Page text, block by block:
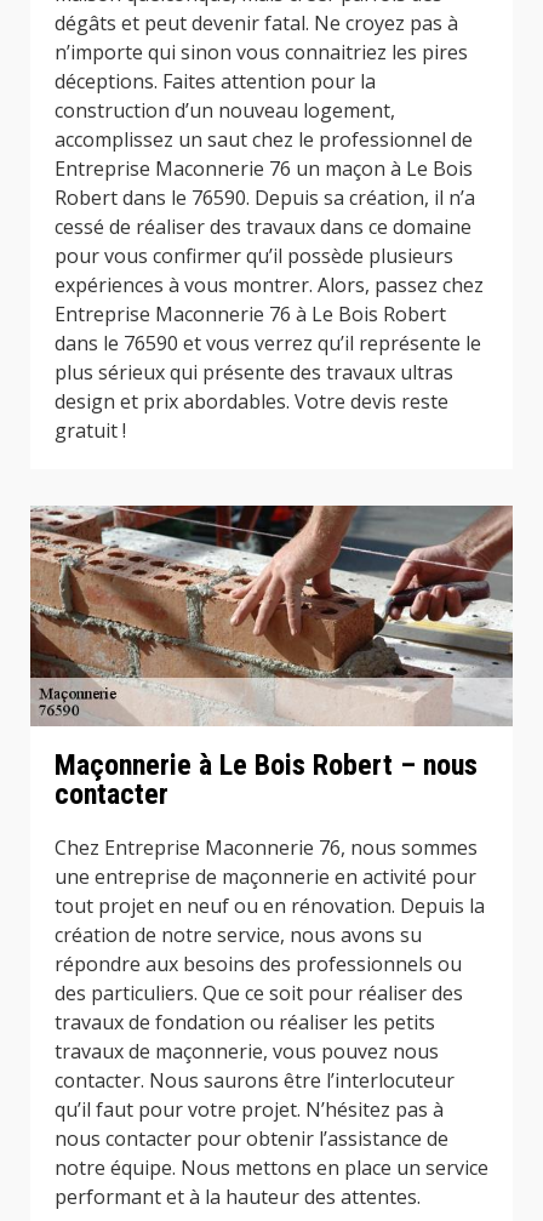
dégâts et peut devenir fatal. Ne croyez pas à
n’importe qui sinon vous connaitriez les pires
déceptions. Faites attention pour la
construction d’un nouveau logement,
accomplissez un saut chez le professionnel de
Entreprise Maconnerie 76 un maçon à Le Bois
Robert dans le 76590. Depuis sa création, il n’a
cessé de réaliser des travaux dans ce domaine
pour vous confirmer qu’il possède plusieurs
expériences à vous montrer. Alors, passez chez
Entreprise Maconnerie 76 à Le Bois Robert
dans le 76590 et vous verrez qu’il représente le
plus sérieux qui présente des travaux ultras
design et prix abordables. Votre devis reste
gratuit !
Maçonnerie à Le Bois Robert – nous
contacter
Chez Entreprise Maconnerie 76, nous sommes
une entreprise de maçonnerie en activité pour
tout projet en neuf ou en rénovation. Depuis la
création de notre service, nous avons su
répondre aux besoins des professionnels ou
des particuliers. Que ce soit pour réaliser des
travaux de fondation ou réaliser les petits
travaux de maçonnerie, vous pouvez nous
contacter. Nous saurons être l’interlocuteur
qu’il faut pour votre projet. N’hésitez pas à
nous contacter pour obtenir l’assistance de
notre équipe. Nous mettons en place un service
performant et à la hauteur des attentes.